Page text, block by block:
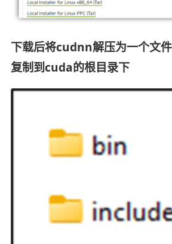
下载后将cudnn解压为一个文
复制到cuda的根目录下